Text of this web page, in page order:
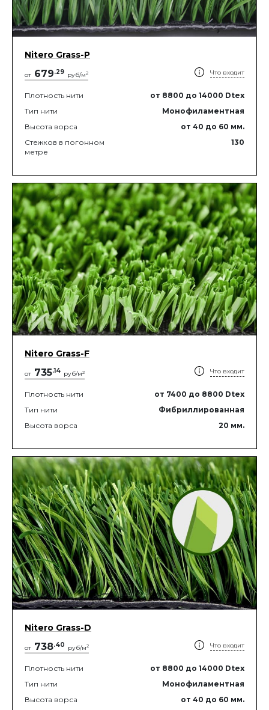
Nitero Grass-P
от 679.29 руб/м2 Что входит
Плотность нити от 8800 до 14000 Dtex
Тип нити
Монофиламентная
Высота ворса
от 40 до 60 мм.
Стежков в погонном
метре
130
Nitero Grass-F
от 735.14 руб/м2 Что входит
Плотность нити от 7400 до 8800 Dtex
Тип нити
Фибриллированная
Высота ворса
20 мм.
Nitero Grass-D
от 738.40 руб/м2 Что входит
Плотность нити от 8800 до 14000 Dtex
Тип нити
Монофиламентная
Высота ворса
от 40 до 60 мм.